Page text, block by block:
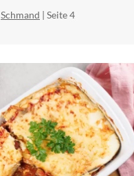
Schmand | Seite 4